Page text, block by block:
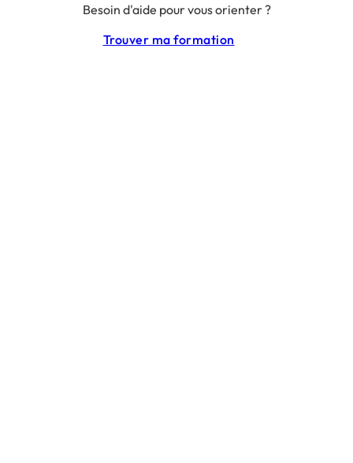
Besoin d'aide pour vous orienter ?
Trouver ma formation
RGPD